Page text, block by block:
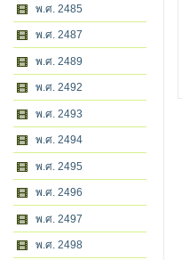
พ.ศ. 2485
พ.ศ. 2487
พ.ศ. 2489
พ.ศ. 2492
พ.ศ. 2493
พ.ศ. 2494
พ.ศ. 2495
พ.ศ. 2496
พ.ศ. 2497
พ.ศ. 2498